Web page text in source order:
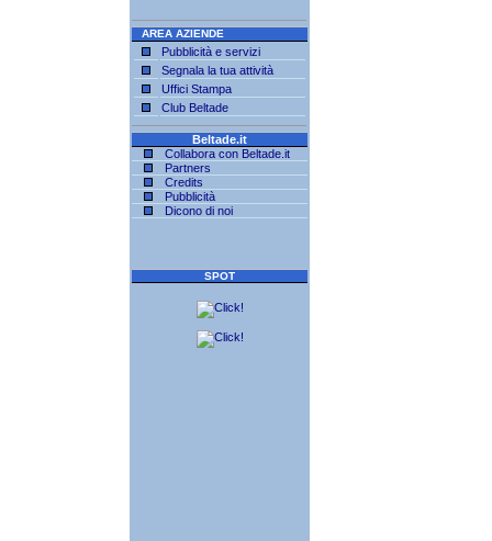
AREA AZIENDE
Pubblicità e servizi
Segnala la tua attività
Uffici Stampa
Club Beltade
Beltade.it
Collabora con Beltade.it
Partners
Credits
Pubblicità
Dicono di noi
SPOT